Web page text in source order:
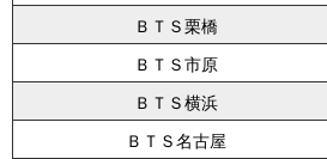
ＢＴＳ栗橋
ＢＴＳ市原
ＢＴＳ横浜
ＢＴＳ名古屋